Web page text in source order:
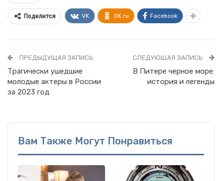
Поделится VK OK.ru Facebook
ПРЕДЫДУЩАЯ ЗАПИСЬ
Трагически ушедшие
молодые актеры в России
за 2023 год
СЛЕДУЮЩАЯ ЗАПИСЬ
В Питере черное море:
история и легенды
Вам Также Могут Понравиться